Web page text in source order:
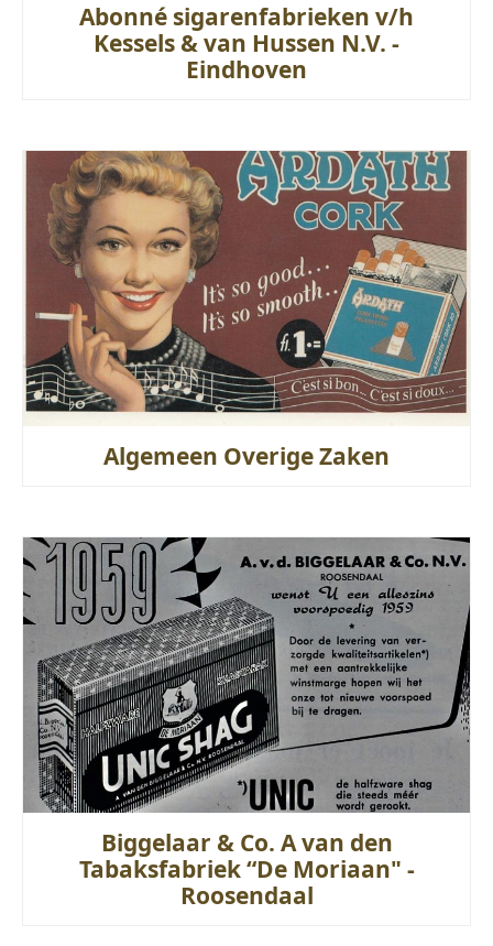
Abonné sigarenfabrieken v/h
Kessels & van Hussen N.V. -
Eindhoven
Algemeen Overige Zaken
Biggelaar & Co. A van den
Tabaksfabriek “De Moriaan" -
Roosendaal